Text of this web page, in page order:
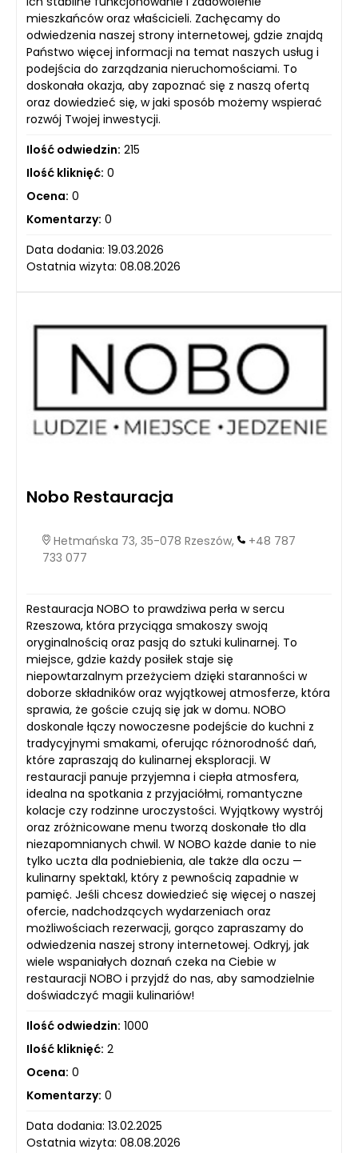
mieszkańców oraz właścicieli. Zachęcamy do
odwiedzenia naszej strony internetowej, gdzie znajdą
Państwo więcej informacji na temat naszych usług i
podejścia do zarządzania nieruchomościami. To
doskonała okazja, aby zapoznać się z naszą ofertą
oraz dowiedzieć się, w jaki sposób możemy wspierać
rozwój Twojej inwestycji.
Ilość odwiedzin: 215
Ilość kliknięć: 0
Ocena: 0
Komentarzy: 0
Data dodania: 19.03.2026
Ostatnia wizyta: 08.08.2026
Nobo Restauracja
Hetmańska 73, 35-078 Rzeszów,
+48 787
733 077
Restauracja NOBO to prawdziwa perła w sercu
Rzeszowa, która przyciąga smakoszy swoją
oryginalnością oraz pasją do sztuki kulinarnej. To
miejsce, gdzie każdy posiłek staje się
niepowtarzalnym przeżyciem dzięki staranności w
doborze składników oraz wyjątkowej atmosferze, która
sprawia, że goście czują się jak w domu. NOBO
doskonale łączy nowoczesne podejście do kuchni z
tradycyjnymi smakami, oferując różnorodność dań,
które zapraszają do kulinarnej eksploracji. W
restauracji panuje przyjemna i ciepła atmosfera,
idealna na spotkania z przyjaciółmi, romantyczne
kolacje czy rodzinne uroczystości. Wyjątkowy wystrój
oraz zróżnicowane menu tworzą doskonałe tło dla
niezapomnianych chwil. W NOBO każde danie to nie
tylko uczta dla podniebienia, ale także dla oczu —
kulinarny spektakl, który z pewnością zapadnie w
pamięć. Jeśli chcesz dowiedzieć się więcej o naszej
ofercie, nadchodzących wydarzeniach oraz
możliwościach rezerwacji, gorąco zapraszamy do
odwiedzenia naszej strony internetowej. Odkryj, jak
wiele wspaniałych doznań czeka na Ciebie w
restauracji NOBO i przyjdź do nas, aby samodzielnie
doświadczyć magii kulinariów!
Ilość odwiedzin: 1000
Ilość kliknięć: 2
Ocena: 0
Komentarzy: 0
Data dodania: 13.02.2025
Ostatnia wizyta: 08.08.2026